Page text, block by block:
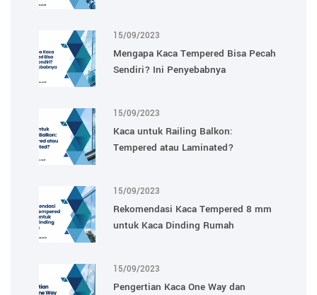
15/09/2023
Mengapa Kaca Tempered Bisa Pecah
Sendiri? Ini Penyebabnya
15/09/2023
Kaca untuk Railing Balkon:
Tempered atau Laminated?
15/09/2023
Rekomendasi Kaca Tempered 8 mm
untuk Kaca Dinding Rumah
15/09/2023
Pengertian Kaca One Way dan